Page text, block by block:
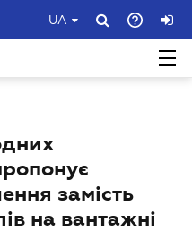
UA
замість
на вантажні